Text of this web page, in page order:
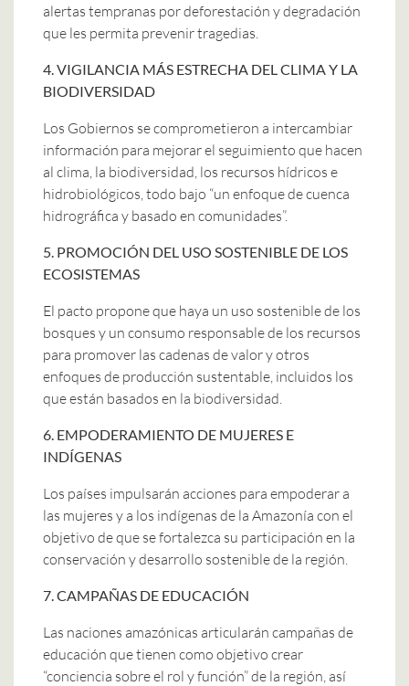
alertas tempranas por deforestación y degradación
que les permita prevenir tragedias.
4. VIGILANCIA MÁS ESTRECHA DEL CLIMA Y LA
BIODIVERSIDAD
Los Gobiernos se comprometieron a intercambiar
información para mejorar el seguimiento que hacen
al clima, la biodiversidad, los recursos hídricos e
hidrobiológicos, todo bajo “un enfoque de cuenca
hidrográfica y basado en comunidades”.
5. PROMOCIÓN DEL USO SOSTENIBLE DE LOS
ECOSISTEMAS
El pacto propone que haya un uso sostenible de los
bosques y un consumo responsable de los recursos
para promover las cadenas de valor y otros
enfoques de producción sustentable, incluidos los
que están basados en la biodiversidad.
6. EMPODERAMIENTO DE MUJERES E
INDÍGENAS
Los países impulsarán acciones para empoderar a
las mujeres y a los indígenas de la Amazonía con el
objetivo de que se fortalezca su participación en la
conservación y desarrollo sostenible de la región.
7. CAMPAÑAS DE EDUCACIÓN
Las naciones amazónicas articularán campañas de
educación que tienen como objetivo crear
“conciencia sobre el rol y función” de la región, así